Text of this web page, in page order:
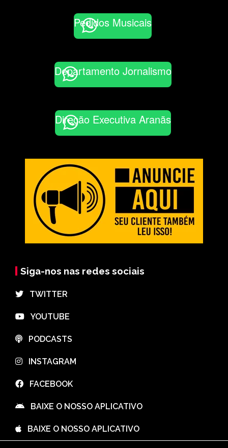
Pedidos Musicais
Departamento Jornalismo
Direção Executiva Aranãs
Siga-nos nas redes sociais
⠀TWITTER
⠀YOUTUBE
⠀PODCASTS
⠀INSTAGRAM
⠀FACEBOOK
⠀BAIXE O NOSSO APLICATIVO
⠀BAIXE O NOSSO APLICATIVO